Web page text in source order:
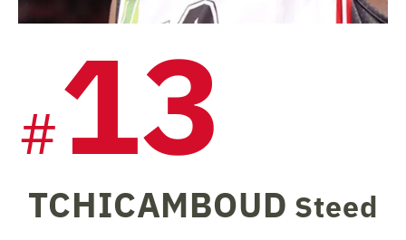
#13
TCHICAMBOUD Steed